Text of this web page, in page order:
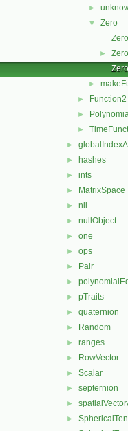
►
▼
Zero
►
►
► Function2
►
►
►
► hashes
► ints
► MatrixSpace
► nil
► nullObject
► one
► ops
► Pair
►
► pTraits
► quaternion
► Random
► ranges
► RowVector
► Scalar
► septernion
►
►